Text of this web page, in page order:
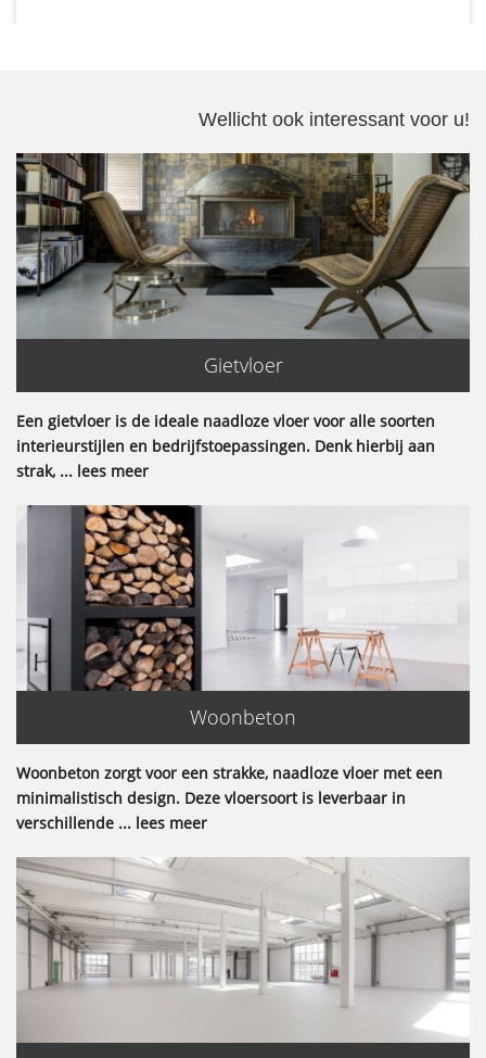
Wellicht ook interessant voor u!
Gietvloer
Een gietvloer is de ideale naadloze vloer voor alle soorten
interieurstijlen en bedrijfstoepassingen. Denk hierbij aan
strak, ... lees meer
Woonbeton
Woonbeton zorgt voor een strakke, naadloze vloer met een
minimalistisch design. Deze vloersoort is leverbaar in
verschillende ... lees meer